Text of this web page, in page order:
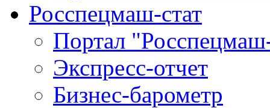
Росспецмаш-стат
Портал
Экспресс-отчет
Бизнес-барометр